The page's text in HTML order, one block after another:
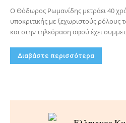
Ο Θόδωρος Ρωμανίδης μετράει 40
υποκριτικής με ξεχωριστούς ρόλους
και στην τηλεόραση αφού έχει
Διαβάστε περισσότερα